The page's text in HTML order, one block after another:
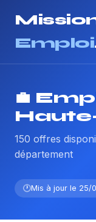
Emploi
💼
150 offres
département
Mis à jour le 25/